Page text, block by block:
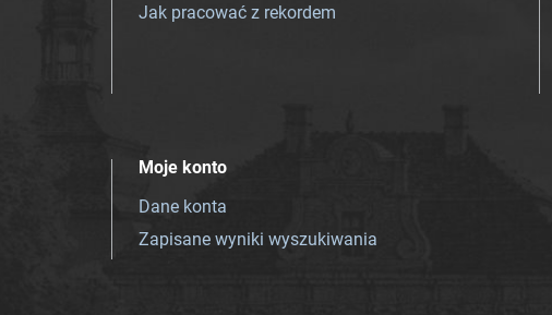
Jak pracować z rekordem
Moje konto
Dane konta
Zapisane wyniki wyszukiwania